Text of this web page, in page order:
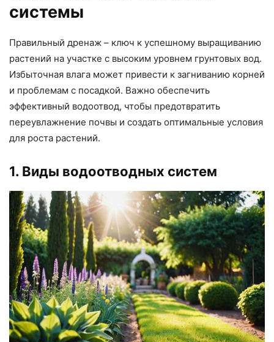
системы
Правильный дренаж – ключ к успешному выращиванию
растений на участке с высоким уровнем грунтовых вод.
Избыточная влага может привести к загниванию корней
и проблемам с посадкой. Важно обеспечить
эффективный водоотвод, чтобы предотвратить
переувлажнение почвы и создать оптимальные условия
для роста растений.
1. Виды водоотводных систем